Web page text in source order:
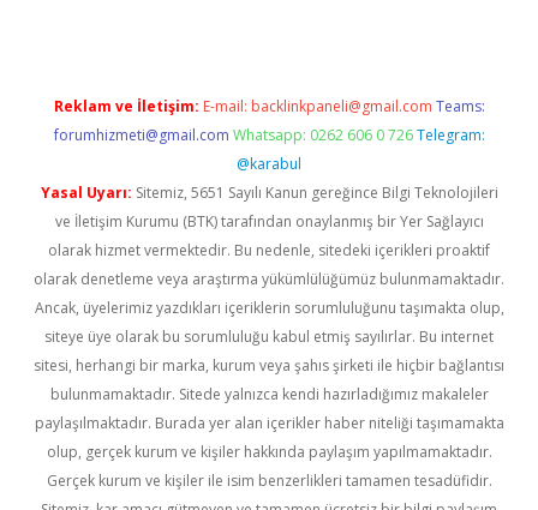
Reklam ve İletişim: E-mail: backlinkpaneli@gmail.com Teams:
forumhizmeti@gmail.com Whatsapp: 0262 606 0 726 Telegram:
@karabul
Yasal Uyarı: Sitemiz, 5651 Sayılı Kanun gereğince Bilgi Teknolojileri
ve İletişim Kurumu (BTK) tarafından onaylanmış bir Yer Sağlayıcı
olarak hizmet vermektedir. Bu nedenle, sitedeki içerikleri proaktif
olarak denetleme veya araştırma yükümlülüğümüz bulunmamaktadır.
Ancak, üyelerimiz yazdıkları içeriklerin sorumluluğunu taşımakta olup,
siteye üye olarak bu sorumluluğu kabul etmiş sayılırlar. Bu internet
sitesi, herhangi bir marka, kurum veya şahıs şirketi ile hiçbir bağlantısı
bulunmamaktadır. Sitede yalnızca kendi hazırladığımız makaleler
paylaşılmaktadır. Burada yer alan içerikler haber niteliği taşımamakta
olup, gerçek kurum ve kişiler hakkında paylaşım yapılmamaktadır.
Gerçek kurum ve kişiler ile isim benzerlikleri tamamen tesadüfidir.